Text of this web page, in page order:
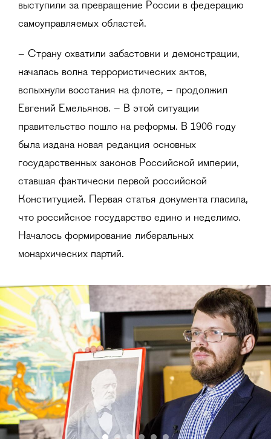
выступили за превращение России в федерацию
самоуправляемых областей.
– Страну охватили забастовки и демонстрации,
началась волна террористических актов,
вспыхнули восстания на флоте, – продолжил
Евгений Емельянов. – В этой ситуации
правительство пошло на реформы. В 1906 году
была издана новая редакция основных
государственных законов Российской империи,
ставшая фактически первой российской
Конституцией. Первая статья документа гласила,
что российское государство едино и неделимо.
Началось формирование либеральных
монархических партий.